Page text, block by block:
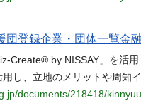
団登録企業・団体一覧金
Create® by NISSAY」を活
し、立地のメリットや周知
documents/218418/